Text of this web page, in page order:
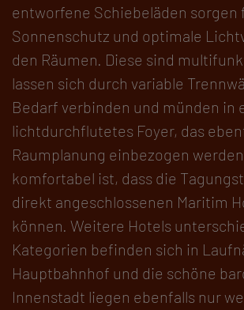
entworfene Schiebeläden sorgen
Sonnenschutz und optimale
den Räumen. Diese sind
lassen sich durch variable
Bedarf verbinden und münden in
lichtdurchflutetes Foyer, das
Raumplanung einbezogen
komfortabel ist, dass die
direkt angeschlossenen Maritim
können. Weitere Hotels
Kategorien befinden sich in
Hauptbahnhof und die schöne
Innenstadt liegen ebenfalls nur